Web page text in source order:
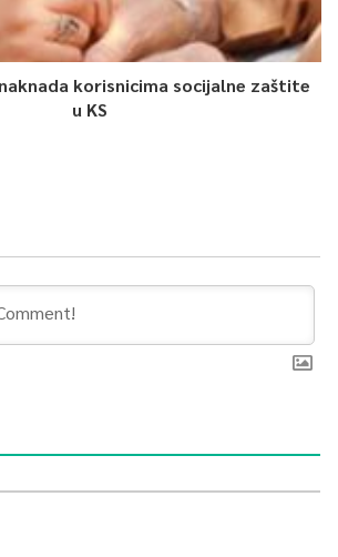
korisnicima socijalne zaštite
u KS